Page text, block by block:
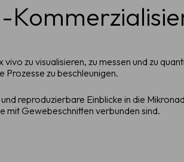
zu visualisieren, zu messen und zu
zu beschleunigen.
reproduzierbare Einblicke in die
mit Gewebeschnitten verbunden sind.